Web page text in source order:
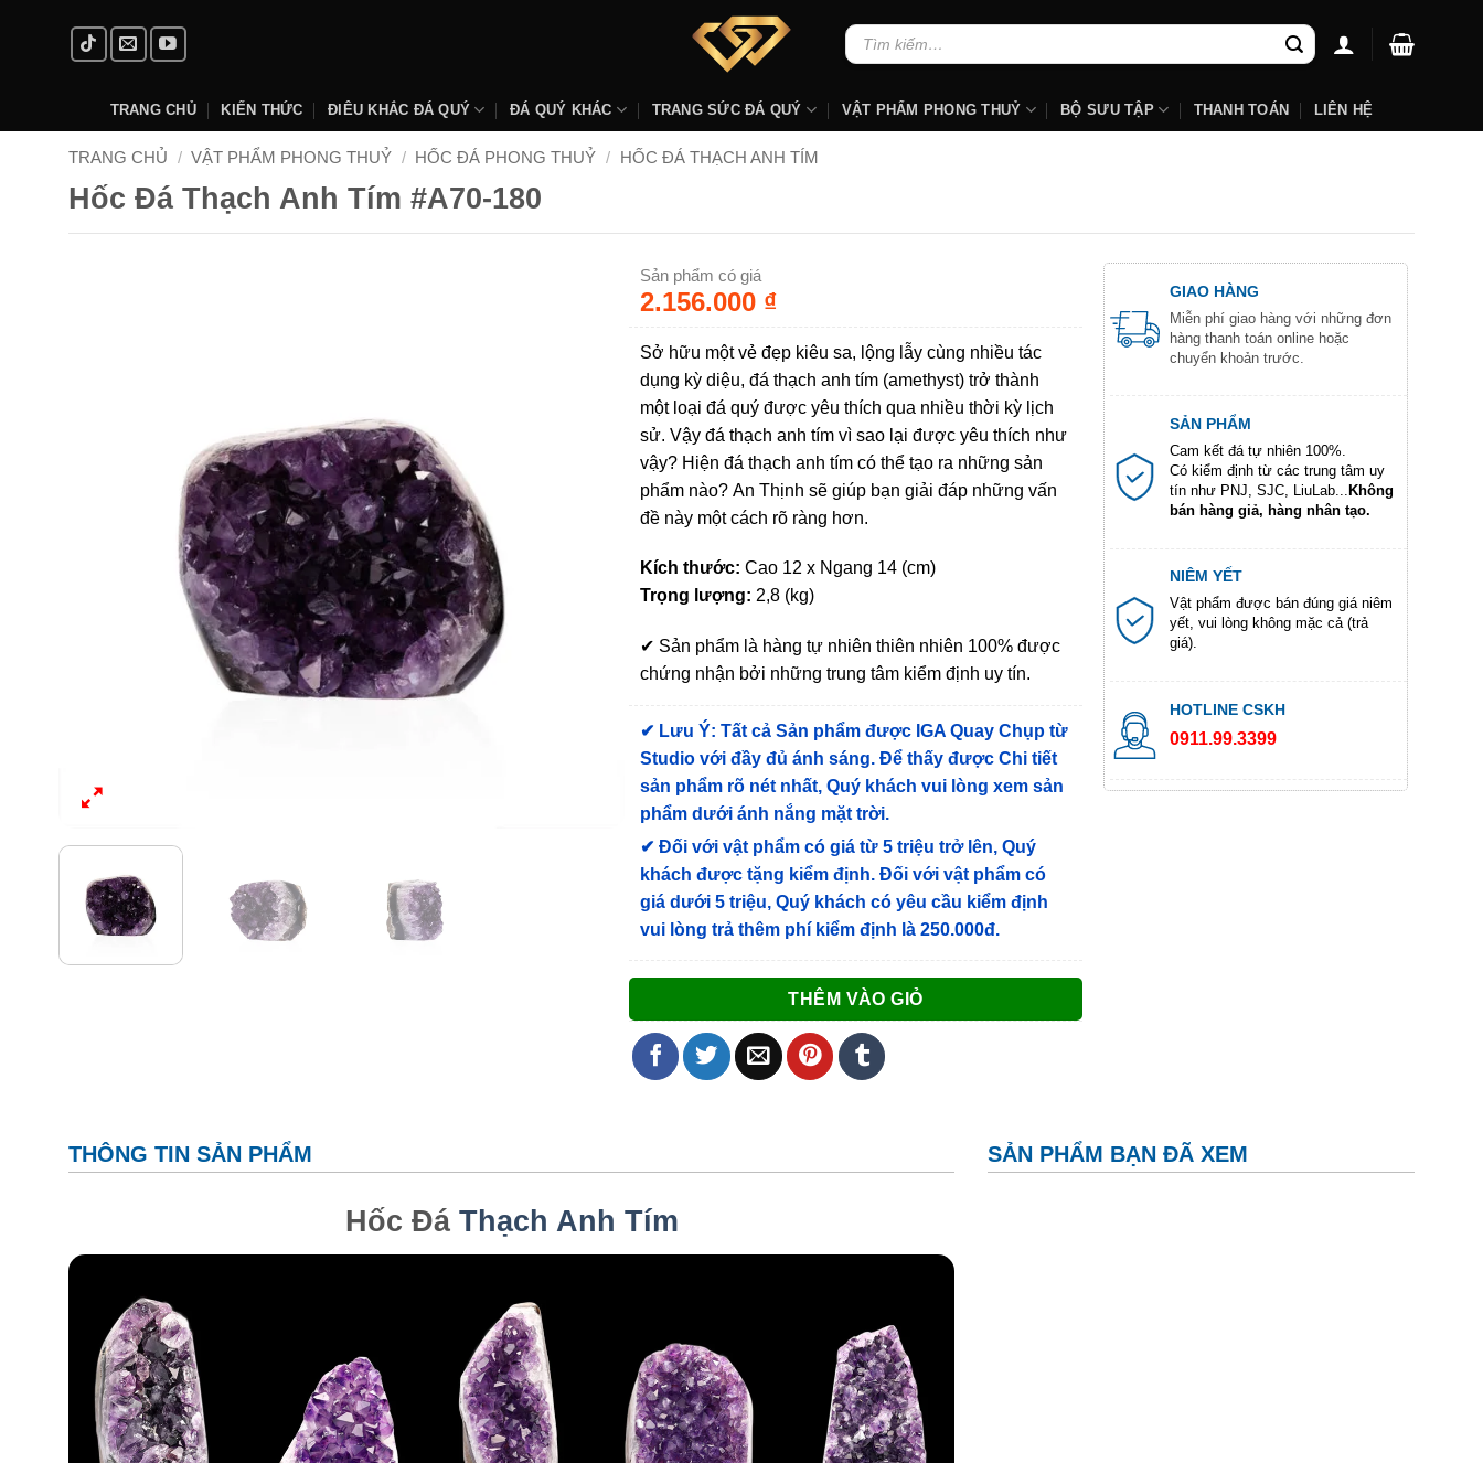
Tìm
kiếm:
TRANG CHỦ KIẾN THỨC ĐIÊU KHẮC ĐÁ QUÝ ĐÁ QUÝ KHÁC TRANG SỨC ĐÁ QUÝ VẬT PHẨM PHONG THUỶ BỘ SƯU TẬP THANH TOÁN LIÊN HỆ
TRANG CHỦ / VẬT PHẨM PHONG THUỶ / HỐC ĐÁ PHONG THUỶ / HỐC ĐÁ THẠCH ANH TÍM
Hốc Đá Thạch Anh Tím #A70-180
Sản phẩm có giá
2.156.000 ₫
Sở hữu một vẻ đẹp kiêu sa, lộng lẫy cùng nhiều tác
dụng kỳ diệu, đá thạch anh tím (amethyst) trở thành
một loại đá quý được yêu thích qua nhiều thời kỳ lịch
sử. Vậy đá thạch anh tím vì sao lại được yêu thích như
vậy? Hiện đá thạch anh tím có thể tạo ra những sản
phẩm nào? An Thịnh sẽ giúp bạn giải đáp những vấn
đề này một cách rõ ràng hơn.
Kích thước:Cao 12 x Ngang 14 (cm)
Trọng lượng: 2,8 (kg)
✔ Sản phẩm là hàng tự nhiên thiên nhiên 100% được
chứng nhận bởi những trung tâm kiểm định uy tín.
✔ Lưu Ý: Tất cả Sản phẩm được IGA Quay Chụp từ
Studio với đầy đủ ánh sáng. Để thấy được Chi tiết
sản phẩm rõ nét nhất, Quý khách vui lòng xem sản
phẩm dưới ánh nắng mặt trời.
✔Đối với vật phẩm có giá từ 5 triệu trở lên, Quý
khách được tặng kiểm định. Đối với vật phẩm có
giá dưới 5 triệu, Quý khách có yêu cầu kiểm định
vui lòng trả thêm phí kiểm định là 250.000đ.
THÊM VÀO GIỎ
GIAO HÀNG
Miễn phí giao hàng với những đơn
hàng thanh toán online hoặc
chuyển khoản trước.
SẢN PHẨM
Cam kết đá tự nhiên 100%.
Có kiểm định từ các trung tâm uy
tín như PNJ, SJC, LiuLab...
Không
bán hàng giả, hàng nhân tạo.
NIÊM YẾT
Vật phẩm được bán đúng giá niêm
yết, vui lòng không mặc cả (trả
giá).
HOTLINE CSKH
0911.99.3399
THÔNG TIN SẢN PHẨM
Hốc Đá Thạch Anh Tím
SẢN PHẨM BẠN ĐÃ XEM